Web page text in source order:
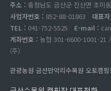
주소 : 충청남도 금산군 진산면 초미
사업자번호 : 852-88-01863 대표
TEL : 041-752-5525 E-mail :
계좌번호 : 농협 301-6600-1001-21
(주)
관광농원 금산만악리수목원 오토캠